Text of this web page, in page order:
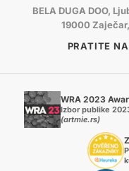
BELA DUGA DOO,
19000
PRATITE
WRA 2023
Izbor publike
(artmie.rs)